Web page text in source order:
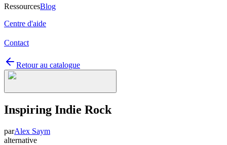
RessourcesBlog
Centre d'aide
Contact
Retour au catalogue
Inspiring Indie Rock
parAlex Saym
alternative